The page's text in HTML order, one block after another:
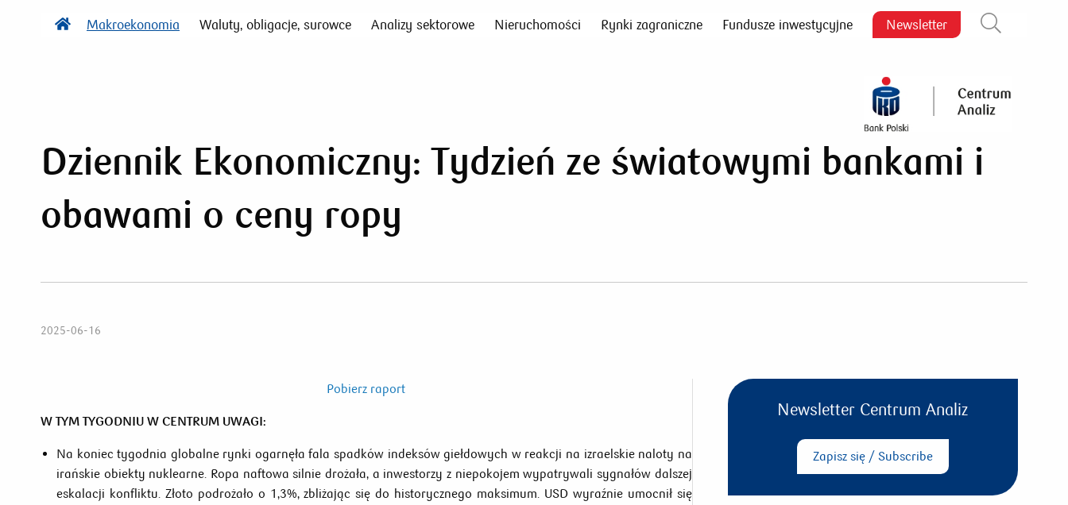
Makroekonomia Waluty, obligacje, surowce Analizy sektorowe Nieruchomości Rynki zagraniczne Fundusze inwestycyjne Newsletter
Dziennik Ekonomiczny: Tydzień ze światowymi bankami i
obawami o ceny ropy
2025-06-16
Pobierz raport
W TYM TYGODNIU W CENTRUM UWAGI:
Na koniec tygodnia globalne rynki ogarnęła fala spadków indeksów giełdowych w reakcji na izraelskie naloty na
irańskie obiekty nuklearne. Ropa naftowa silnie drożała, a inwestorzy z niepokojem wypatrywali sygnałów dalszej
eskalacji konfliktu. Złoto podrożało o 1,3%, zbliżając się do historycznego maksimum. USD wyraźnie umocnił się
Newsletter Centrum Analiz
Zapisz się / Subscribe